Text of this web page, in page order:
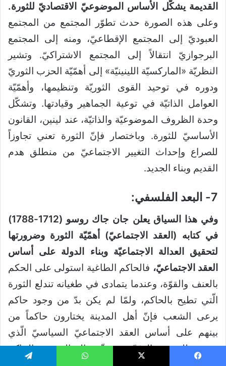
القديمة يشكّل الأساس الموضوعيّ الاقتصاديّ للثورة.
وعلى هذه الصورة حدث تطوّر المجتمع من المجتمع
العبوديّ إلى المجتمع الإقطاعيّ، ومنه إلى المجتمع
البرجوازيّ انتقالاً إلى المجتمع الاشتراكيّ. وتشير
النظريّة «الماركسيّة اللينينيّة» إلى أهمّيّة الحزب الثوريّ
ودوره في توحيد القوى الثوريّة وتنظيمها، وأهمّيّة
العوامل الذاتيّة في توعية الجماهير وقيادتها. وتشكّل
وحدة الظروف الموضوعيّة والذاتيّة، عند لينين، القانون
الأساسيّ للثورة. وباختصار فإنّ الثورة تعني تجاوزاً
للصراع وإحداث التغيير الاجتماعيّ من منطلق هدم
القديم وبناء الجديد.
7- البعد الفلسفي:
وفي هذا السياق يعلن جان جاك روسو (1712-1788)
في كتابه (العقد الاجتماعيّ) أهمّيّة الثورة وضرورتها
لتحقيق العدالة الاجتماعيّة وبناء الدولة على أساس
العقد الاجتماعيّ، فالحاكم الطاغية استولى على الحكم
بالعنف والقوّة، وعندما يتمادى في طغيانه تندلع الثورة
الّتي تطيح بالحاكم، ولمّا لم يكن بدّ من وجود حاكم
يرعى الشعب فإنّ أهل المدينة يختارون حاكماً من
بينهم على أساس العقد الاجتماعيّ السياسيّ الّذي
يضمن للشعب الحرّيّة، ويحقّق العدالة بين الحاكم